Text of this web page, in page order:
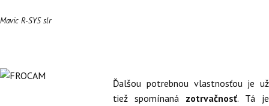
Mavic R-SYS slr
Ďalšou potrebnou vlastnosťou je už
tiež spomínaná zotrvačnosť. Tá je